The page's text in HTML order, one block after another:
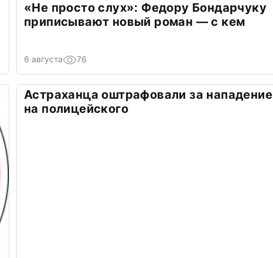
«Не просто слух»: Федору Бондарчуку
приписывают новый роман — с кем
6 августа 76
Астраханца оштрафовали за нападение
на полицейского